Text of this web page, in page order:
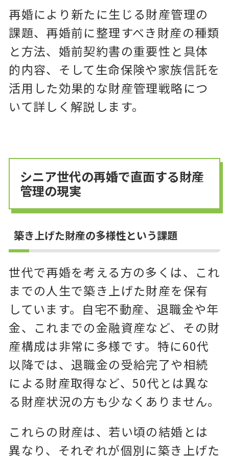
再婚により新たに生じる財産管理の
課題、再婚前に整理すべき財産の種類
と方法、婚前契約書の重要性と具体
的内容、そして生命保険や家族信託を
活用した効果的な財産管理戦略につ
いて詳しく解説します。
シニア世代の再婚で直面する財産
管理の現実
築き上げた財産の多様性という課題
世代で再婚を考える方の多くは、これ
までの人生で築き上げた財産を保有
しています。自宅不動産、退職金や年
金、これまでの金融資産など、その財
産構成は非常に多様です。特に60代
以降では、退職金の受給完了や相続
による財産取得など、50代とは異な
る財産状況の方も少なくありません。
これらの財産は、若い頃の結婚とは
異なり、それぞれが個別に築き上げた